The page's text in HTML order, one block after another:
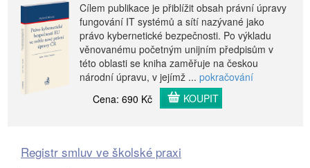
Cílem publikace je přiblížit obsah právní úpravy
fungování IT systémů a sítí nazývané jako
právo kybernetické bezpečnosti. Po výkladu
věnovanému početným unijním předpisům v
této oblasti se kniha zaměřuje na českou
národní úpravu, v jejímž ... pokračování
Cena: 690 Kč
KOUPIT
Registr smluv ve školské praxi